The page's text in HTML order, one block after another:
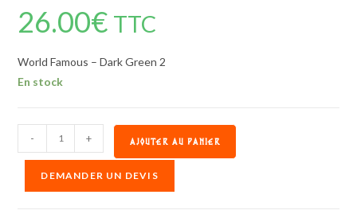
26.00€ TTC
World Famous – Dark Green 2
En stock
- + AJOUTER AU PANIER
DEMANDER UN DEVIS